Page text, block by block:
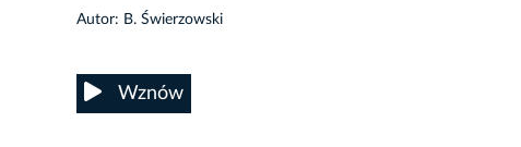
Autor: B. Świerzowski
Wznów